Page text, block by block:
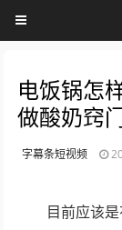
电饭锅怎
做酸奶窍
字幕条短视频
目前应该